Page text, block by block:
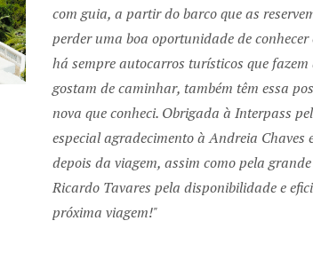
com guia, a partir do barco que as
perder uma boa oportunidade de
há sempre autocarros turísticos que
gostam de caminhar, também têm essa
nova que conheci. Obrigada à Interpass
especial agradecimento à Andreia
depois da viagem, assim como pela
Ricardo Tavares pela disponibilidade e
próxima viagem!